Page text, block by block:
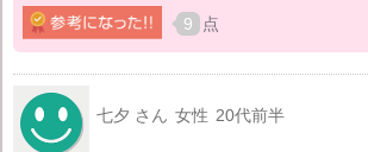
リクルートカードのメリットはやっぱ
定？リクルートの各サービスのポイン
られるのは便利だけど、やっぱりリク
スを使う人にしかあまりメリットが無
9 点
七夕 さん 女性 20代前半